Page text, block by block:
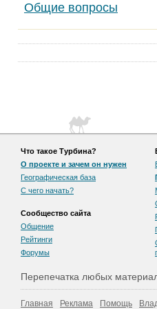
Общие вопросы
Что такое Турбина?
О проекте и зачем он нужен
Географическая база
С чего начать?
Сообщество сайта
Общение
Рейтинги
Форумы
Перепечатка любых
Главная Реклама Помощь